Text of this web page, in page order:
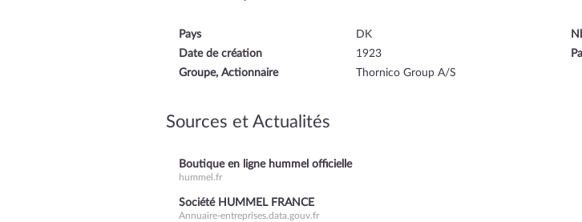
Pays
DK
Date de création
1923
Groupe, Actionnaire
Thornico Group A/S
Sources et Actualités
Boutique en ligne hummel officielle
hummel.fr
Société HUMMEL FRANCE
Annuaire-entreprises.data.gouv.fr